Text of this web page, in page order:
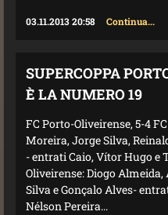
03.11.2013 20:58 Continua...
SUPERCOPPA
È LA NUMERO 19
FC Porto-Oliveirense, 5-4
Moreira, Jorge Silva,
- entrati Caio, Vítor Hugo e
Oliveirense: Diogo Almeida,
Silva e Gonçalo Alves-
Nélson Pereira...